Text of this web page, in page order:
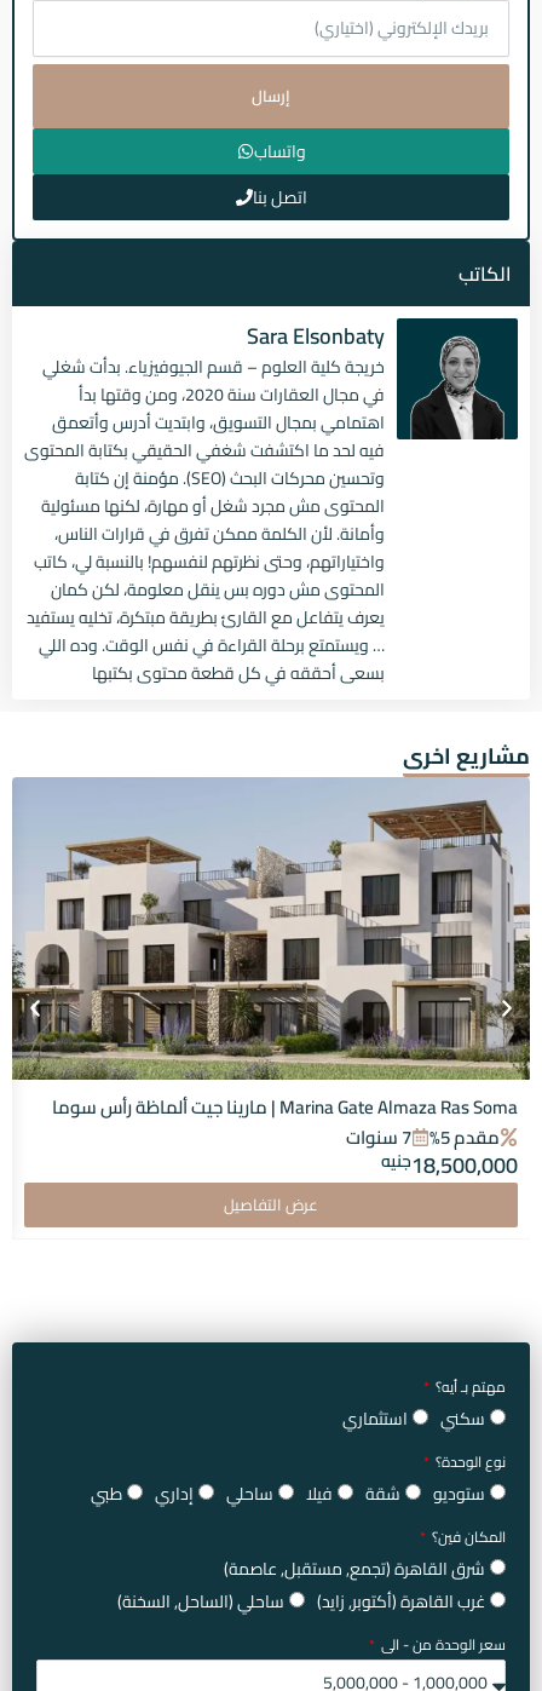
إرسال
واتساب
اتصل بنا
الكاتب
Sara Elsonbaty
خريجة كلية العلوم – قسم الجيوفيزياء. بدأت شغلي
في مجال العقارات سنة 2020، ومن وقتها بدأ
اهتمامي بمجال التسويق، وابتديت أدرس وأتعمق
فيه لحد ما اكتشفت شغفي الحقيقي بكتابة المحتوى
وتحسين محركات البحث (SEO). مؤمنة إن كتابة
المحتوى مش مجرد شغل أو مهارة، لكنها مسئولية
وأمانة. لأن الكلمة ممكن تفرق في قرارات الناس،
واختياراتهم، وحتى نظرتهم لنفسهم! بالنسبة لي، كاتب
المحتوى مش دوره بس ينقل معلومة، لكن كمان
يعرف يتفاعل مع القارئ بطريقة مبتكرة، تخليه يستفيد
… ويستمتع برحلة القراءة في نفس الوقت. وده اللي
بسعى أحققه في كل قطعة محتوى بكتبها
مشاريع اخرى
Marina Gate Almaza Ras Soma | مارينا جيت ألماظة رأس سوما
مقدم 5%
7 سنوات
18,500,000جنيه
عرض التفاصيل
مهتم بـ أيه؟
سكني استثماري
نوع الوحدة؟
ستوديو شقة فيلا ساحلي إداري طبي
المكان فين؟
شرق القاهرة (تجمع, مستقبل, عاصمة)
غرب القاهرة (أكتوبر, زايد)
ساحلي (الساحل, السخنة)
سعر الوحدة من - الى